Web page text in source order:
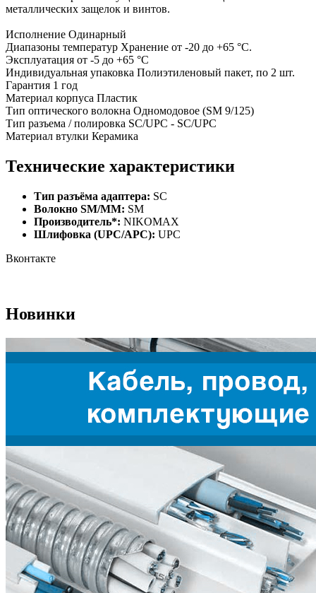
металлических защелок и винтов.
Исполнение Одинарный
Диапазоны температур Хранение от -20 до +65 °C.
Эксплуатация от -5 до +65 °C
Индивидуальная упаковка Полиэтиленовый пакет, по 2 шт.
Гарантия 1 год
Материал корпуса Пластик
Тип оптического волокна Одномодовое (SM 9/125)
Тип разъема / полировка SC/UPC - SC/UPC
Материал втулки Керамика
Технические характеристики
Тип разъёма адаптера: SC
Волокно SM/MM: SM
Производитель*: NIKOMAX
Шлифовка (UPC/APC): UPC
Вконтакте
Новинки